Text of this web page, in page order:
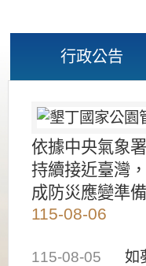
行政公告
依據中央氣象
持續接近臺灣
成防災應變準備
115-08-06
115-08-05
如